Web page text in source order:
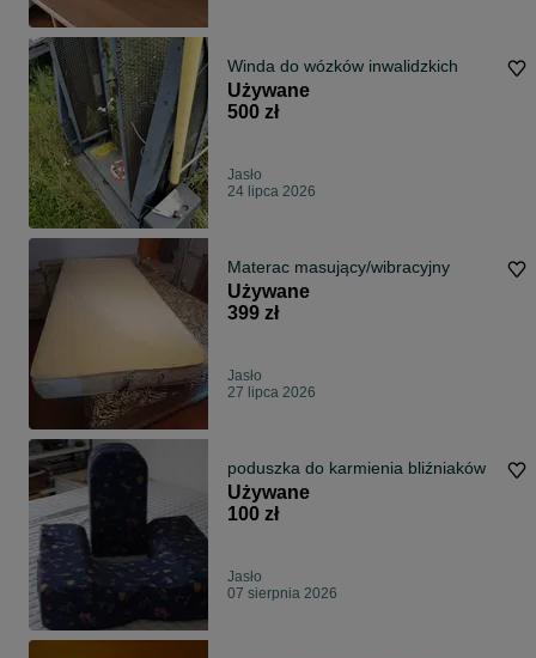
Winda do wózków inwalidzkich
Używane
500 zł
Jasło
24 lipca 2026
Materac masujący/wibracyjny
Używane
399 zł
Jasło
27 lipca 2026
poduszka do karmienia bliźniaków
Używane
100 zł
Jasło
07 sierpnia 2026